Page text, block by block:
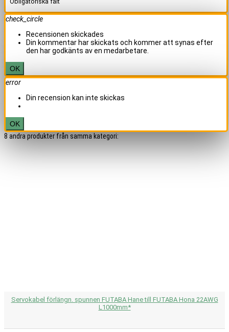
Obligatoriska fält
check_circle
Recensionen skickades
Din kommentar har skickats och kommer att synas efter
den har godkänts av en medarbetare.
OK
error
Din recension kan inte skickas
OK
8 andra produkter från samma kategori:
Servokabel förlängn. spunnen FUTABA Hane till FUTABA Hona 22AWG
L1000mm*